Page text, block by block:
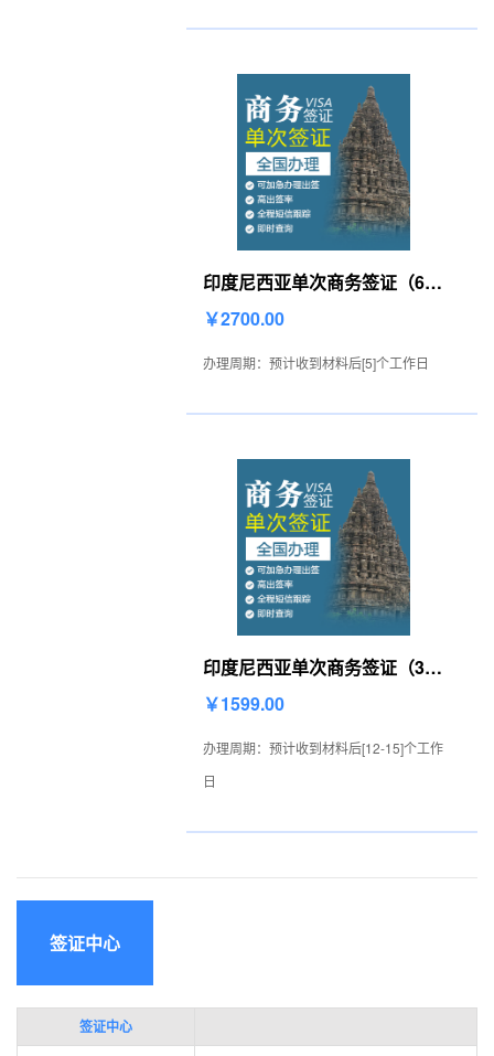
印度尼西亚单次商务签证（60
￥2700.00
办理周期：预计收到材料后[5]个工作日
印度尼西亚单次商务签证（30
￥1599.00
办理周期：预计收到材料后[12-15]个工作
日
签证中心
签证中心